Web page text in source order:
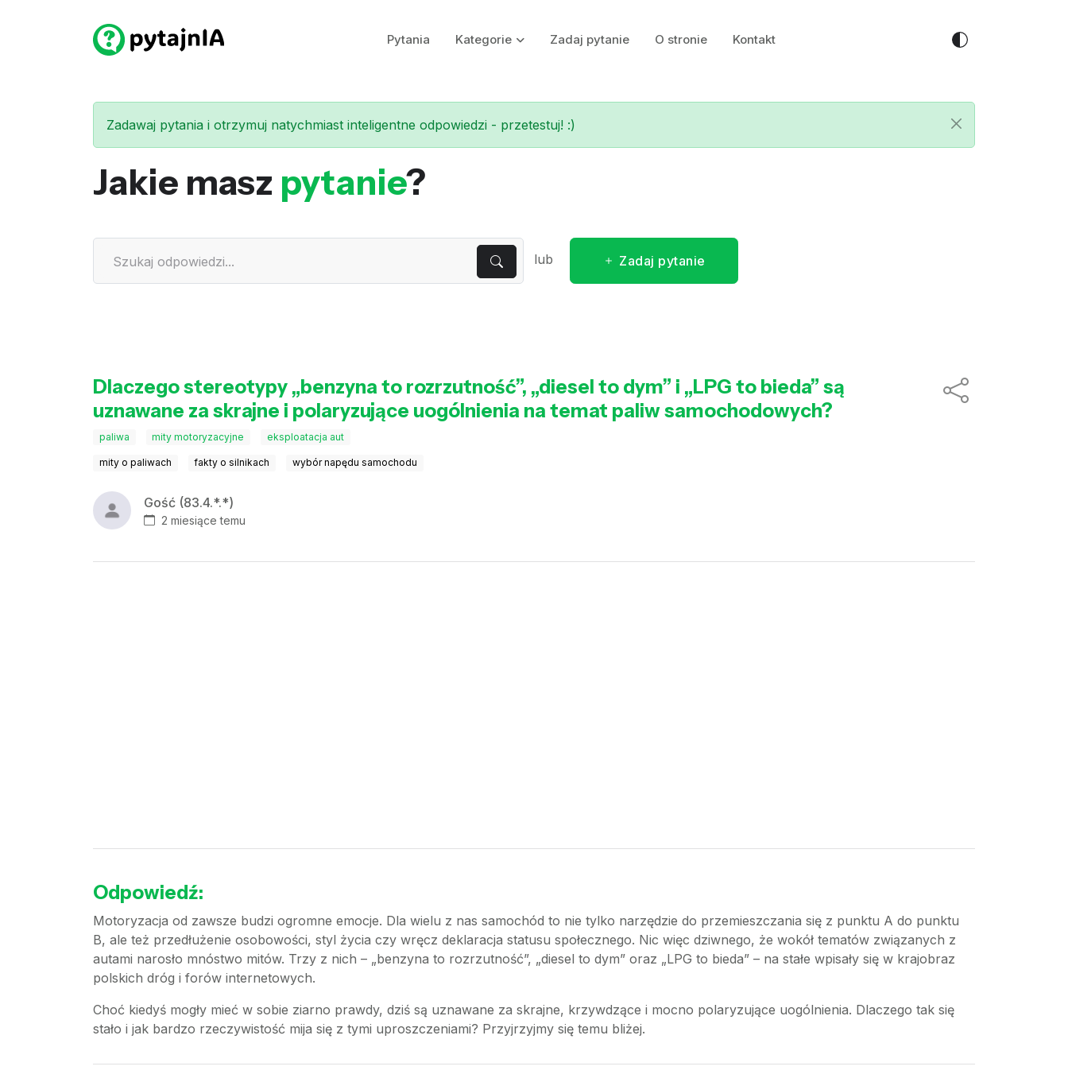
Pytania Kategorie Zadaj pytanie O stronie Kontakt
Zadawaj pytania i otrzymuj natychmiast inteligentne odpowiedzi - przetestuj! :)
Jakie masz pytanie?
lub Zadaj pytanie
Dlaczego stereotypy „benzyna to rozrzutność”, „diesel to dym” i „LPG to bieda” są
uznawane za skrajne i polaryzujące uogólnienia na temat paliw samochodowych?
paliwa mity motoryzacyjne eksploatacja aut
mity o paliwach fakty o silnikach wybór napędu samochodu
Gość (83.4.*.*)
2 miesiące temu
Odpowiedź:
Motoryzacja od zawsze budzi ogromne emocje. Dla wielu z nas samochód to nie tylko narzędzie do przemieszczania się z punktu A do punktu
B, ale też przedłużenie osobowości, styl życia czy wręcz deklaracja statusu społecznego. Nic więc dziwnego, że wokół tematów związanych z
autami narosło mnóstwo mitów. Trzy z nich – „benzyna to rozrzutność”, „diesel to dym” oraz „LPG to bieda” – na stałe wpisały się w krajobraz
polskich dróg i forów internetowych.
Choć kiedyś mogły mieć w sobie ziarno prawdy, dziś są uznawane za skrajne, krzywdzące i mocno polaryzujące uogólnienia. Dlaczego tak się
stało i jak bardzo rzeczywistość mija się z tymi uproszczeniami? Przyjrzyjmy się temu bliżej.